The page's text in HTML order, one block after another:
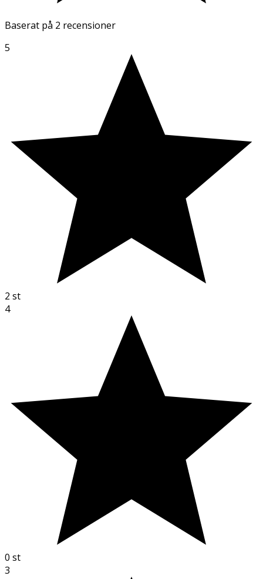
Baserat på 2 recensioner
5
2 st
4
0 st
3